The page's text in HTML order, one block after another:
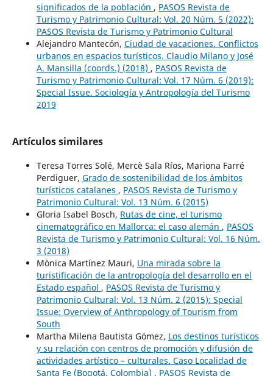
significados de la población , PASOS Revista de
Turismo y Patrimonio Cultural: Vol. 20 Núm. 5 (2022):
PASOS Revista de Turismo y Patrimonio Cultural
Alejandro Mantecón, Ciudad de vacaciones. Conflictos
urbanos en espacios turísticos. Claudio Milano y José
A. Mansilla (coords.) (2018) , PASOS Revista de
Turismo y Patrimonio Cultural: Vol. 17 Núm. 6 (2019):
Special Issue. Sociología y Antropología del Turismo
2019
Artículos similares
Teresa Torres Solé, Mercè Sala Ríos, Mariona Farré
Perdiguer, Grado de sostenibilidad de los ámbitos
turísticos catalanes , PASOS Revista de Turismo y
Patrimonio Cultural: Vol. 13 Núm. 6 (2015)
Gloria Isabel Bosch, Rutas de cine, el turismo
cinematográfico en Mallorca: el caso alemán , PASOS
Revista de Turismo y Patrimonio Cultural: Vol. 16 Núm.
3 (2018)
Mònica Martínez Mauri, Una mirada sobre la
turistificación de la antropología del desarrollo en el
Estado español , PASOS Revista de Turismo y
Patrimonio Cultural: Vol. 13 Núm. 2 (2015): Special
Issue: Overview of Anthropology of Tourism from
South
Martha Milena Bautista Gómez, Los destinos turísticos
y su relación con centros de promoción y difusión de
actividades artístico – culturales. Caso Localidad de
Santa Fe (Bogotá, Colombia) , PASOS Revista de